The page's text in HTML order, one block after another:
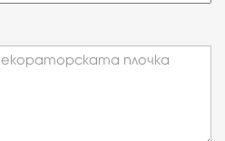
плочка